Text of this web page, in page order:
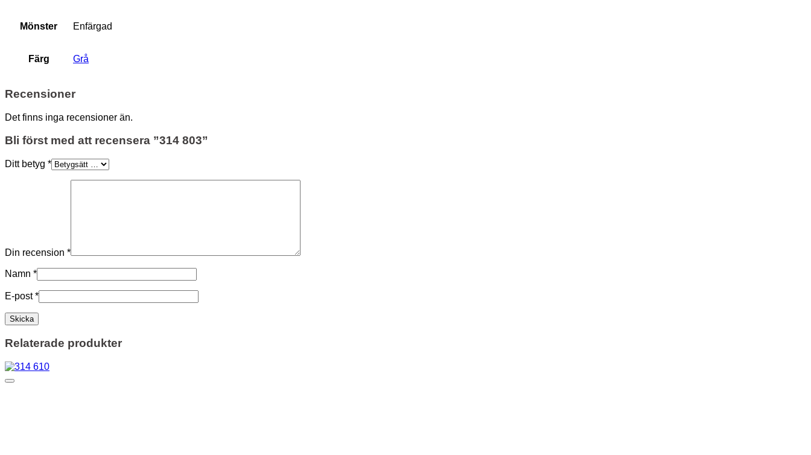
Mönster Enfärgad
Färg Grå
Recensioner
Det finns inga recensioner än.
Bli först med att recensera ”314 803”
Ditt betyg *
Din recension *
Namn *
E-post*
Relaterade produkter